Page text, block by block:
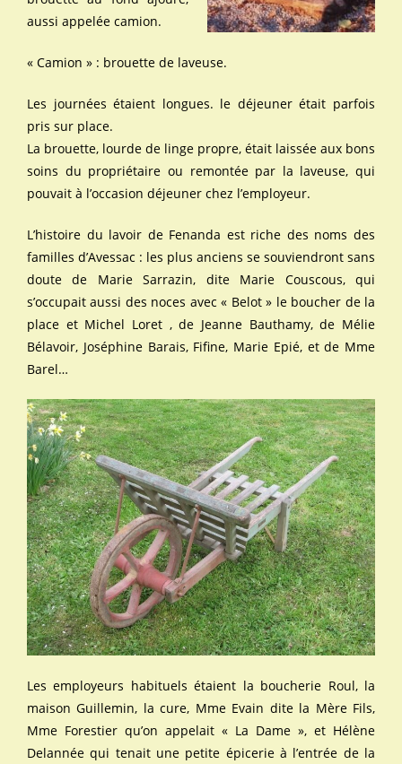
aussi appelée camion.
« Camion » : brouette de laveuse.
Les journées étaient longues. le déjeuner était parfois
pris sur place.
La brouette, lourde de linge propre, était laissée aux bons
soins du propriétaire ou remontée par la laveuse, qui
pouvait à l’occasion déjeuner chez l’employeur.
L’histoire du lavoir de Fenanda est riche des noms des
familles d’Avessac : les plus anciens se souviendront sans
doute de Marie Sarrazin, dite Marie Couscous, qui
s’occupait aussi des noces avec « Belot » le boucher de la
place et Michel Loret , de Jeanne Bauthamy, de Mélie
Bélavoir, Joséphine Barais, Fifine, Marie Epié, et de Mme
Barel…
Les employeurs habituels étaient la boucherie Roul, la
maison Guillemin, la cure, Mme Evain dite la Mère Fils,
Mme Forestier qu’on appelait « La Dame », et Hélène
Delannée qui tenait une petite épicerie à l’entrée de la